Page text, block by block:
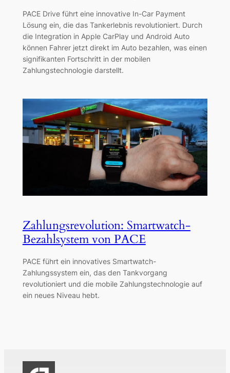
PACE Drive führt eine innovative In-Car Payment
Lösung ein, die das Tankerlebnis revolutioniert. Durch
die Integration in Apple CarPlay und Android Auto
können Fahrer jetzt direkt im Auto bezahlen, was einen
signifikanten Fortschritt in der mobilen
Zahlungstechnologie darstellt.
Zahlungsrevolution: Smartwatch-
Bezahlsystem von PACE
PACE führt ein innovatives Smartwatch-
Zahlungssystem ein, das den Tankvorgang
revolutioniert und die mobile Zahlungstechnologie auf
ein neues Niveau hebt.